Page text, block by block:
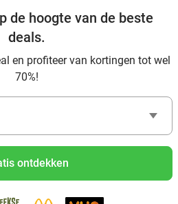
de hoogte van de beste
deals.
en profiteer van kortingen tot wel
70%!
ontdekken
Roeselare: ontdek een waar
in Kortrijk via Social Deal
de beste sushi restaurants
Kortrijk: voordelige
voordelige beauty-
zwembaden in regio Kortrijk